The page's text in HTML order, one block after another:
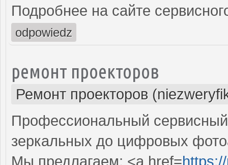
Подробнее на сайте
odpowiedz
ремонт проекторов
Ремонт проекторов
Профессиональный
зеркальных до цифровых
Мы предлагаем: <a href=